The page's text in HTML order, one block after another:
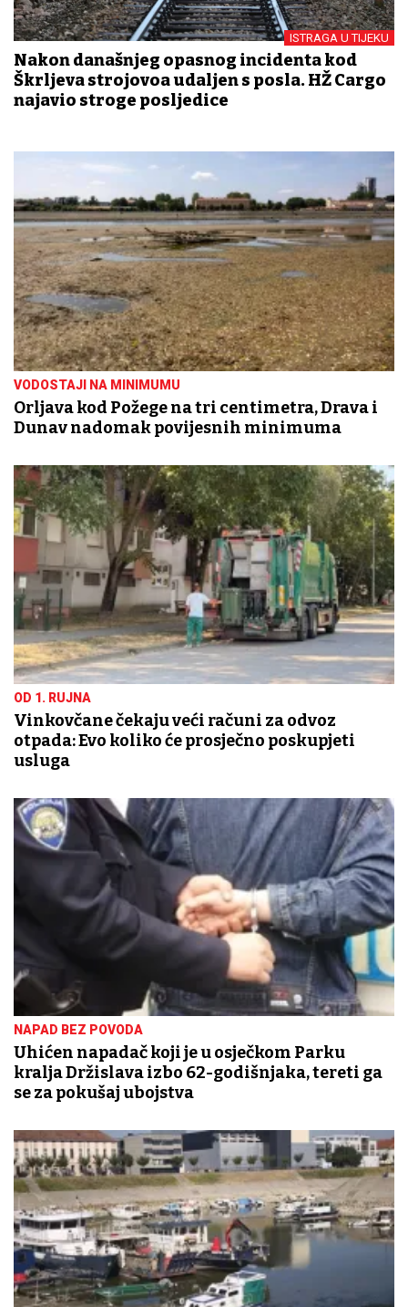
ISTRAGA U TIJEKU
Nakon današnjeg opasnog incidenta kod
Škrljeva strojovođa udaljen s posla. HŽ Cargo
najavio stroge posljedice
VODOSTAJI NA MINIMUMU
Orljava kod Požege na tri centimetra, Drava i
Dunav nadomak povijesnih minimuma
OD 1. RUJNA
Vinkovčane čekaju veći računi za odvoz
otpada: Evo koliko će prosječno poskupjeti
usluga
NAPAD BEZ POVODA
Uhićen napadač koji je u osječkom Parku
kralja Držislava izbo 62-godišnjaka, tereti ga
se za pokušaj ubojstva